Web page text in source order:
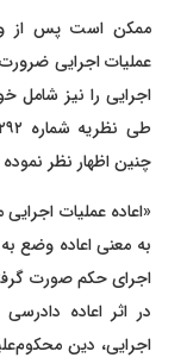
ممکن است پس از
عملیات اجرایی ضرورت
اجرایی را نیز شامل
چنین اظهار نظر
به معنی اعاده وضع
اجرای حکم صورت
در اثر اعاده
اجرایی، دین